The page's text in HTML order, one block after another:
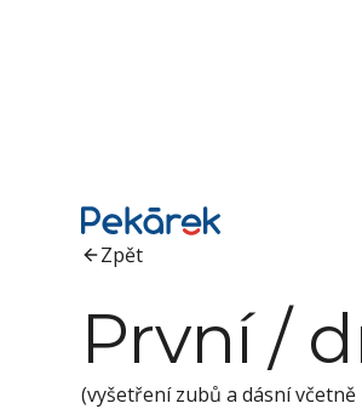
Zpět
První /
(vyšetření zubů a dásní včetně